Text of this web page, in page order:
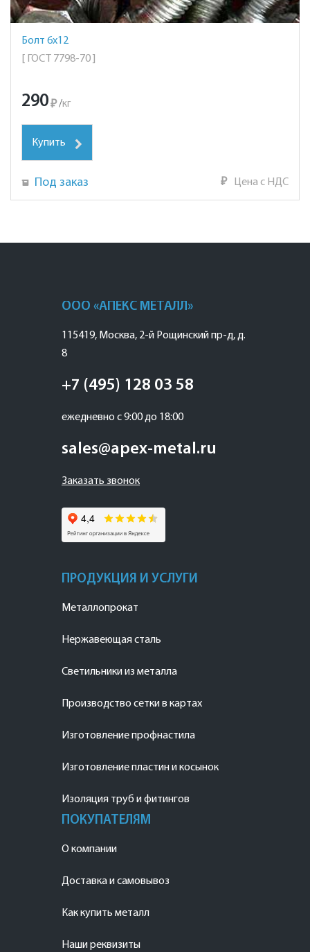
Болт 6х12
[ ГОСТ 7798-70 ]
290₽ /кг
Купить
Под заказ ₽ Цена с НДС
ООО «АПЕКС МЕТАЛЛ»
115419, Москва, 2-й Рощинский пр-д, д.
8
+7 (495) 128 03 58
ежедневно с 9:00 до 18:00
sales@apex-metal.ru
Заказать звонок
ПРОДУКЦИЯ И УСЛУГИ
Металлопрокат
Нержавеющая сталь
Светильники из металла
Производство сетки в картах
Изготовление профнастила
Изготовление пластин и косынок
Изоляция труб и фитингов
ПОКУПАТЕЛЯМ
О компании
Доставка и самовывоз
Как купить металл
Наши реквизиты